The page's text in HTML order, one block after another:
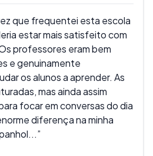
que frequentei esta escola
estar mais satisfeito com
professores eram bem
e genuinamente
os alunos a aprender. As
mas ainda assim
focar em conversas do dia
diferença na minha